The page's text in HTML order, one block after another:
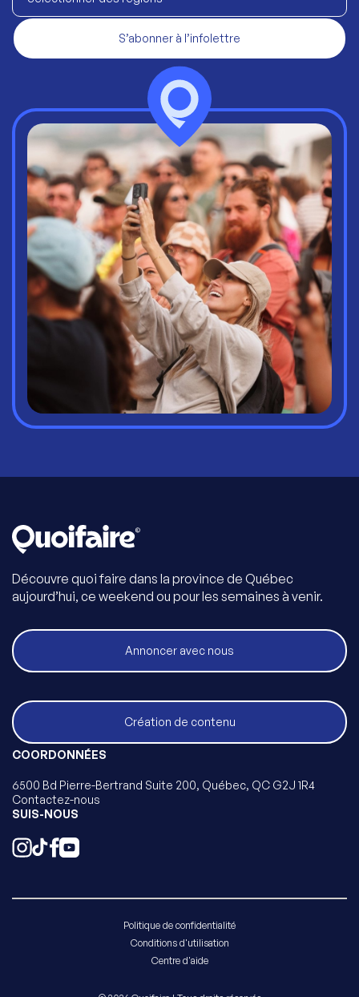
S’abonner à l’infolettre
Découvre quoi faire dans la province de Québec
aujourd’hui, ce weekend ou pour les semaines à venir.
Annoncer avec nous
Création de contenu
COORDONNÉES
6500 Bd Pierre-Bertrand Suite 200, Québec, QC G2J 1R4
Contactez-nous
SUIS-NOUS
Politique de confidentialité
Conditions d'utilisation
Centre d'aide